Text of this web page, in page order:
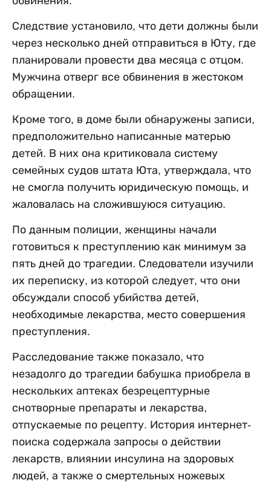
Следствие установило, что дети должны были
через несколько дней отправиться в Юту, где
планировали провести два месяца с отцом.
Мужчина отверг все обвинения в жестоком
обращении.
Кроме того, в доме были обнаружены записи,
предположительно написанные матерью
детей. В них она критиковала систему
семейных судов штата Юта, утверждала, что
не смогла получить юридическую помощь, и
жаловалась на сложившуюся ситуацию.
По данным полиции, женщины начали
готовиться к преступлению как минимум за
пять дней до трагедии. Следователи изучили
их переписку, из которой следует, что они
обсуждали способ убийства детей,
необходимые лекарства, место совершения
преступления.
Расследование также показало, что
незадолго до трагедии бабушка приобрела в
нескольких аптеках безрецептурные
снотворные препараты и лекарства,
отпускаемые по рецепту. История интернет-
поиска содержала запросы о действии
лекарств, влиянии инсулина на здоровых
людей, а также о смертельных ножевых